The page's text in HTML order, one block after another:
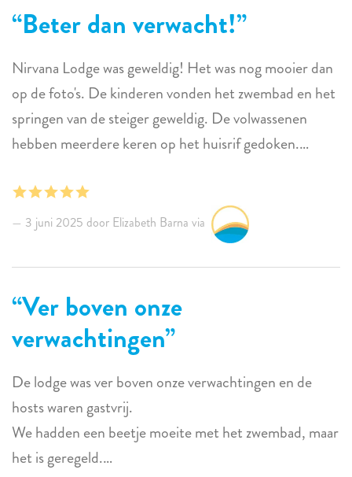
weer boeken. Genoeg servies en kookgerei voor grote
groepsdiners. Fantastische zonsondergangen.
Beter dan verwacht!
Nirvana Lodge was geweldig! Het was nog mooier dan
op de foto's. De kinderen vonden het zwembad en het
springen van de steiger geweldig. De volwassenen
hebben meerdere keren op het huisrif gedoken.
werken. Ik kan de villa en Sunwise van harte
aanbevelen.
3 juni 2025 door Elizabeth Barna via
Ver boven onze
verwachtingen
De lodge was ver boven onze verwachtingen en de
hosts waren gastvrij.
We hadden een beetje moeite met het zwembad, maar
het is geregeld.